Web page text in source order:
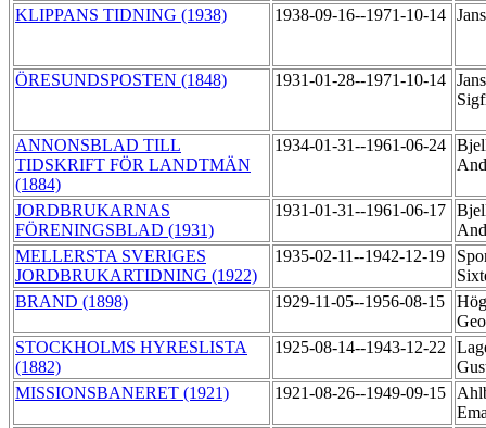
KLIPPANS TIDNING (1938) 1938-09-16--1971-10-14
ÖRESUNDSPOSTEN (1848) 1931-01-28--1971-10-14
ANNONSBLAD TILL
TIDSKRIFT FÖR LANDTMÄN
(1884)
1934-01-31--1961-06-24
JORDBRUKARNAS
FÖRENINGSBLAD (1931)
1931-01-31--1961-06-17
MELLERSTA SVERIGES
JORDBRUKARTIDNING (1922)
1935-02-11--1942-12-19
BRAND (1898)
1929-11-05--1956-08-15
STOCKHOLMS HYRESLISTA
(1882)
1925-08-14--1943-12-22
MISSIONSBANERET (1921)
1921-08-26--1949-09-15